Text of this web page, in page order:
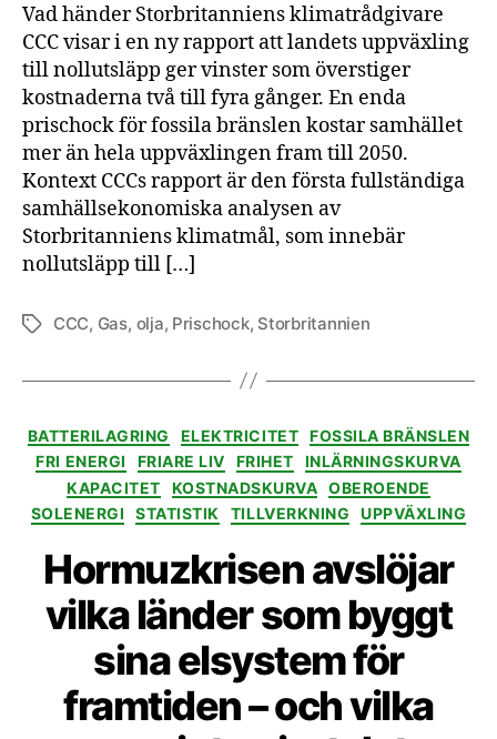
Vad händer Storbritanniens klimatrådgivare
CCC visar i en ny rapport att landets uppväxling
till nollutsläpp ger vinster som överstiger
kostnaderna två till fyra gånger. En enda
prischock för fossila bränslen kostar samhället
mer än hela uppväxlingen fram till 2050.
Kontext CCCs rapport är den första fullständiga
samhällsekonomiska analysen av
Storbritanniens klimatmål, som innebär
nollutsläpp till […]
Etiketter
CCC, Gas, olja, Prischock, Storbritannien
Kategorier
BATTERILAGRING ELEKTRICITET FOSSILA BRÄNSLEN
FRI ENERGI
FRIARE LIV FRIHET
INLÄRNINGSKURVA
KAPACITET
KOSTNADSKURVA
OBEROENDE
SOLENERGI
STATISTIK TILLVERKNING UPPVÄXLING
Hormuzkrisen avslöjar
vilka länder som byggt
sina elsystem för
framtiden – och vilka